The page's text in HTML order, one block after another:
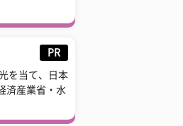
PR
を当て、日本
済産業省・水